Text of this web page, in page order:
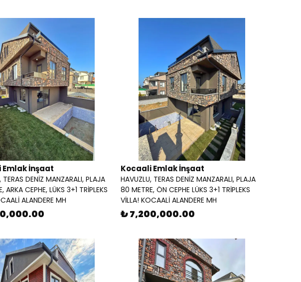
İnşaat
TERAS DENİZ MANZARALI, PLAJA
ARKA CEPHE, LÜKS 3+1 TRİPLEKS
ALANDERE MH
Kocaali Emlak İnşaat
HAVUZLU, TERAS DENİZ MANZARALI, PLAJA
80 METRE, ÖN CEPHE LÜKS 3+1 TRİPLEKS
VİLLA! KOCAALİ ALANDERE MH
₺ 7,200,000.00